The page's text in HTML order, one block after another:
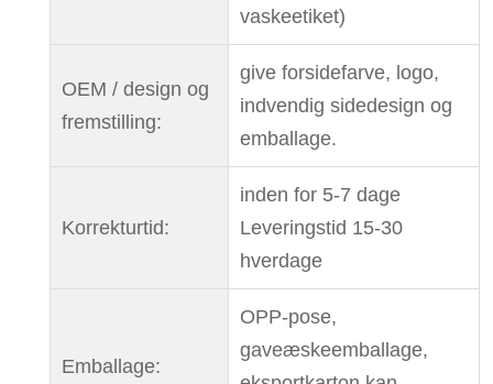
vaskeetiket)
OEM / design og
fremstilling:
give forsidefarve, logo,
indvendig sidedesign og
emballage.
Korrekturtid:
inden for 5-7 dage
Leveringstid 15-30
hverdage
Emballage:
OPP-pose,
gaveæskeemballage,